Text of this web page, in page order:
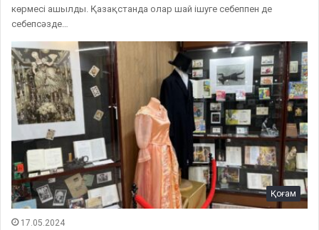
көрмесі ашылды. Қазақстанда олар шай ішуге себеппен де
себепсәзде…
Қоғам
17.05.2024